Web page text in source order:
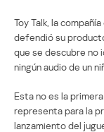
Toy Talk, la
defendió su
que se descubre no
ningún audio de un
Esta no es la
representa para la
lanzamiento del